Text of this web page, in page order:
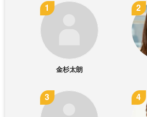
金杉太朗